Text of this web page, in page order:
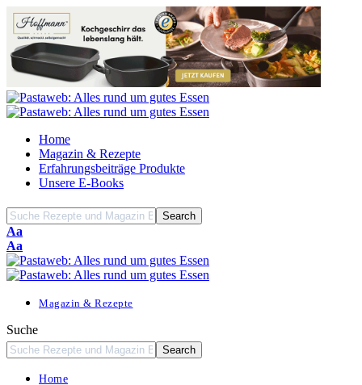
Home
Magazin & Rezepte
Erfahrungsbeiträge Produkte
Unsere E-Books
Font
Resizer
Aa
Font
Resizer
Aa
Magazin & Rezepte
Suche
Home